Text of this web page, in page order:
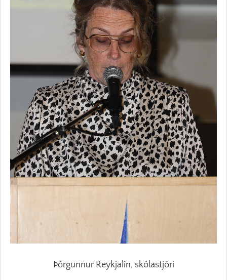
Þórgunnur Reykjalín, skólastjóri